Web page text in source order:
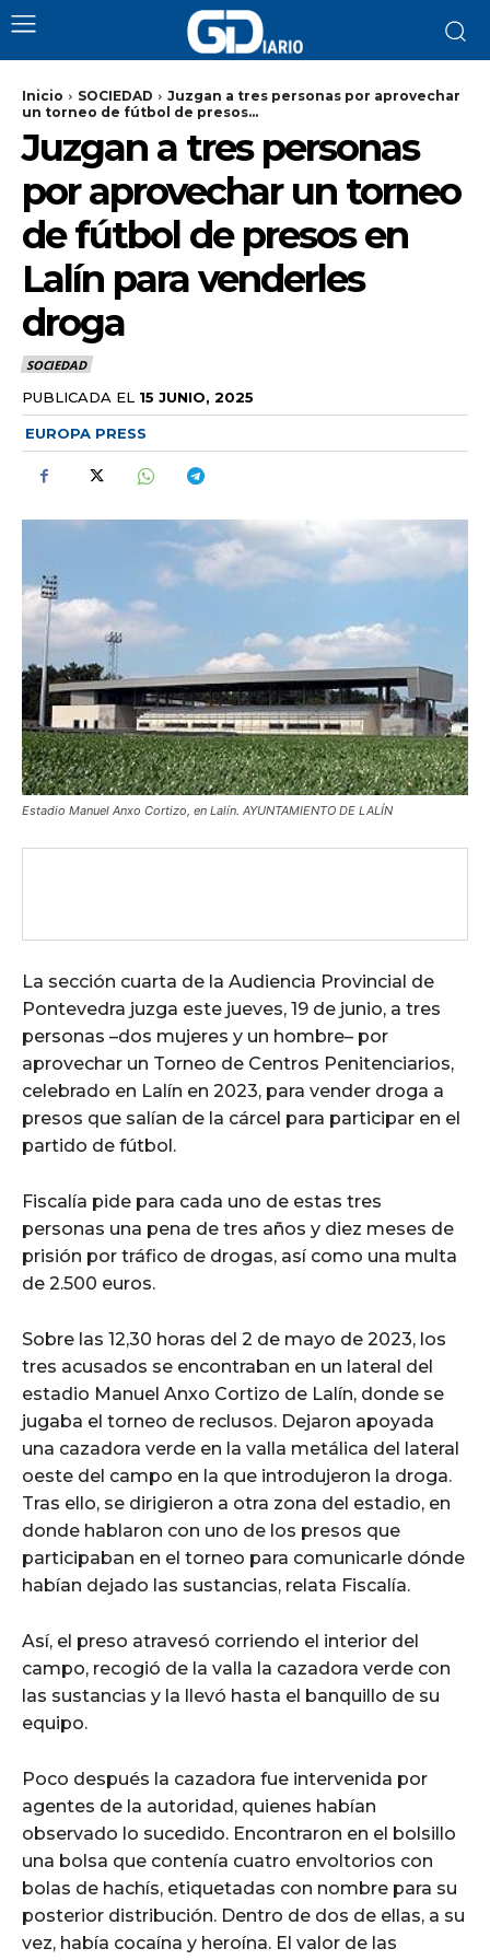
Inicio SOCIEDAD
Juzgan a tres personas por aprovechar
un torneo de fútbol de presos...
Juzgan a tres personas
por aprovechar un torneo
de fútbol de presos en
Lalín para venderles
droga
SOCIEDAD
PUBLICADA EL 15 JUNIO, 2025
EUROPA PRESS
Estadio Manuel Anxo Cortizo, en Lalín. AYUNTAMIENTO DE LALÍN
La sección cuarta de la Audiencia Provincial de
Pontevedra juzga este jueves, 19 de junio, a tres
personas –dos mujeres y un hombre– por
aprovechar un Torneo de Centros Penitenciarios,
celebrado en Lalín en 2023, para vender droga a
presos que salían de la cárcel para participar en el
partido de fútbol.
Fiscalía pide para cada uno de estas tres
personas una pena de tres años y diez meses de
prisión por tráfico de drogas, así como una multa
de 2.500 euros.
Sobre las 12,30 horas del 2 de mayo de 2023, los
tres acusados se encontraban en un lateral del
estadio Manuel Anxo Cortizo de Lalín, donde se
jugaba el torneo de reclusos. Dejaron apoyada
una cazadora verde en la valla metálica del lateral
oeste del campo en la que introdujeron la droga.
Tras ello, se dirigieron a otra zona del estadio, en
donde hablaron con uno de los presos que
participaban en el torneo para comunicarle dónde
habían dejado las sustancias, relata Fiscalía.
Así, el preso atravesó corriendo el interior del
campo, recogió de la valla la cazadora verde con
las sustancias y la llevó hasta el banquillo de su
equipo.
Poco después la cazadora fue intervenida por
agentes de la autoridad, quienes habían
observado lo sucedido. Encontraron en el bolsillo
una bolsa que contenía cuatro envoltorios con
bolas de hachís, etiquetadas con nombre para su
posterior distribución. Dentro de dos de ellas, a su
vez, había cocaína y heroína. El valor de las